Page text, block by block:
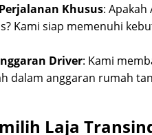
Khusus:
Kami siap memenuhi
Driver: Kami
dalam anggaran rumah
Laja